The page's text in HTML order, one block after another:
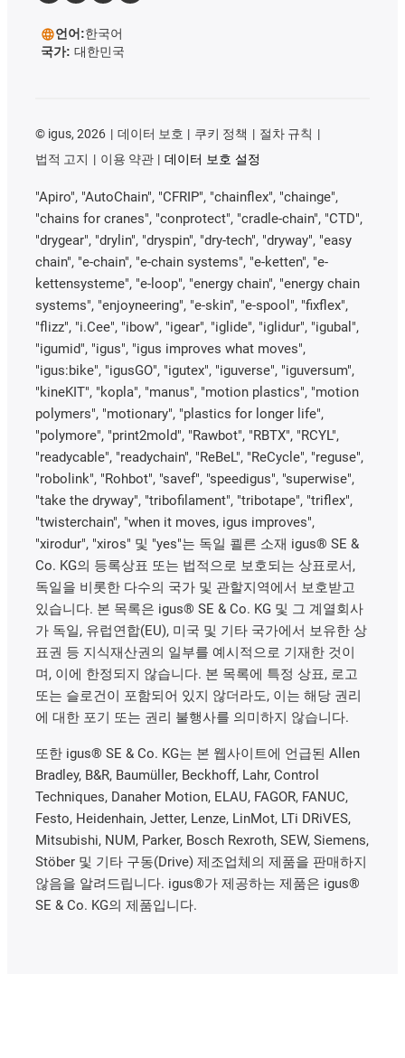
언어:한국어
국가: 대한민국
© igus, 2026 데이터 보호 쿠키 정책
절차 규칙
법적 고지
이용 약관 데이터 보호 설정
"Apiro", "AutoChain", "CFRIP", "chainflex", "chainge",
"chains for cranes", "conprotect", "cradle-chain", "CTD",
"drygear", "drylin", "dryspin", "dry-tech", "dryway", "easy
chain", "e-chain", "e-chain systems", "e-ketten", "e-
kettensysteme", "e-loop", "energy chain", "energy chain
systems", "enjoyneering", "e-skin", "e-spool", "fixflex",
"flizz", "i.Cee", "ibow", "igear", "iglide", "iglidur", "igubal",
"igumid", "igus", "igus improves what moves",
"igus:bike", "igusGO", "igutex", "iguverse", "iguversum",
"kineKIT", "kopla", "manus", "motion plastics", "motion
polymers", "motionary", "plastics for longer life",
"polymore", "print2mold", "Rawbot", "RBTX", "RCYL",
"readycable", "readychain", "ReBeL", "ReCycle", "reguse",
"robolink", "Rohbot", "savef", "speedigus", "superwise",
"take the dryway", "tribofilament", "tribotape", "triflex",
"twisterchain", "when it moves, igus improves",
"xirodur", "xiros" 및 "yes"는 독일 쾰른 소재 igus® SE &
Co. KG의 등록상표 또는 법적으로 보호되는 상표로서,
독일을 비롯한 다수의 국가 및 관할지역에서 보호받고
있습니다. 본 목록은 igus® SE & Co. KG 및 그 계열회사
가 독일, 유럽연합(EU), 미국 및 기타 국가에서 보유한 상
표권 등 지식재산권의 일부를 예시적으로 기재한 것이
며, 이에 한정되지 않습니다. 본 목록에 특정 상표, 로고
또는 슬로건이 포함되어 있지 않더라도, 이는 해당 권리
에 대한 포기 또는 권리 불행사를 의미하지 않습니다.
또한 igus® SE & Co. KG는 본 웹사이트에 언급된 Allen
Bradley, B&R, Baumüller, Beckhoff, Lahr, Control
Techniques, Danaher Motion, ELAU, FAGOR, FANUC,
Festo, Heidenhain, Jetter, Lenze, LinMot, LTi DRiVES,
Mitsubishi, NUM, Parker, Bosch Rexroth, SEW, Siemens,
Stöber 및 기타 구동(Drive) 제조업체의 제품을 판매하지
않음을 알려드립니다. igus®가 제공하는 제품은 igus®
SE & Co. KG의 제품입니다.